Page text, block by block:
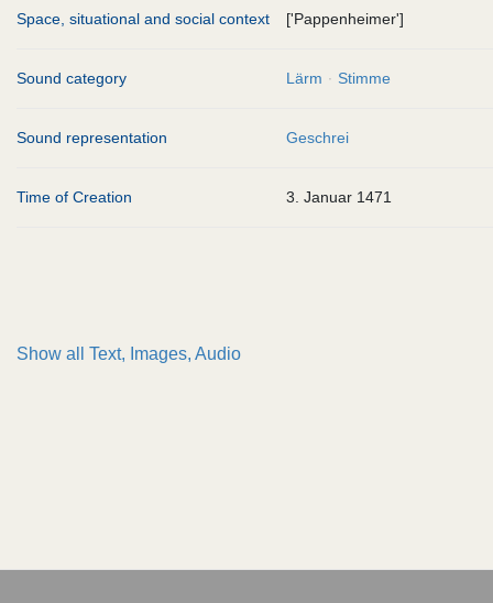
Space, situational and social context ['Pappenheimer']
Sound category Lärm Stimme
Sound representation Geschrei
Time of Creation 3. Januar 1471
Show all Text, Images, Audio